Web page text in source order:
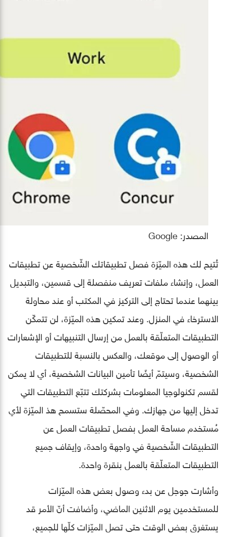
المصدر: Google
تُتيح لك هذه الميّزة فصل تطبيقاتك الشّخصية عن تطبيقات
العمل، وإنشاء ملفات تعريف منفصلة إلى قسمين، والتبديل
بينهما عندما تحتاج إلى التركيز في المكتب أو عند محاولة
الاسترخاء في المنزل. وعند تمكين هذه الميّزة، لن تتمكّن
التطبيقات المتعلّقة بالعمل من إرسال التنبيهات أو الإشعارات
أو الوصول إلى موقعك، والعكس بالنسبة للتطبيقات
الشخصية، وسيتمّ أيضًا تأمين البيانات الشخصية، أي لا يمكن
لقسم تكنولوجيا المعلومات بشركتك تتبّع التطبيقات التي
تدخل إليها من جهازك. وفي المحصّلة ستسمح هذ الميّزة لأي
مُستخدم مساحة العمل بفصل تطبيقات العمل عن
التطبيقات الشّخصية في واجهة واحدة، وإيقاف جميع
التطبيقات المتعلّقة بالعمل بنقرة واحدة.
وأشارت جوجل عن بدء وصول بعض هذه الميّزات
للمستخدمين يوم الاثنين الماضي، وأضافت أنّ الأمر قد
يستغرق بعض الوقت حتى تصل الميّزات كلّها للجميع،